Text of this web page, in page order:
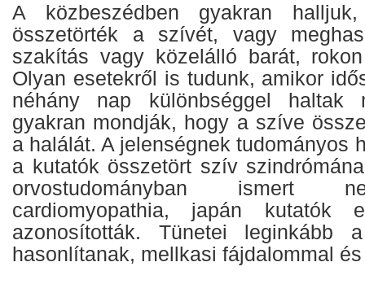
A közbeszédben gyakran
összetörték a szívét, vagy
szakítás vagy közelálló barát,
Olyan esetekről is tudunk, amikor
néhány nap különbséggel haltak
gyakran mondják, hogy a szíve
a halálát. A jelenségnek tudományos
a kutatók összetört szív
orvostudományban ismert
cardiomyopathia, japán kutatók
azonosították. Tünetei leginkább
hasonlítanak, mellkasi fájdalommal